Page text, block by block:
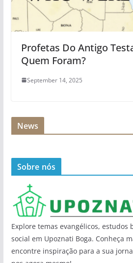
Profetas Do Antigo
Quem Foram?
September 14, 2025
News
Sobre nós
Explore temas evangélicos, estudos
social em Upoznati Boga. Conheça
encontre inspiração para a sua